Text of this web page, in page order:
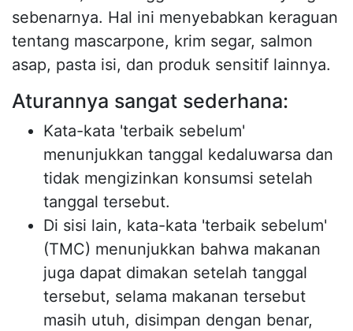
sebenarnya. Hal ini menyebabkan keraguan
tentang mascarpone, krim segar, salmon
asap, pasta isi, dan produk sensitif lainnya.
Aturannya sangat sederhana:
Kata-kata 'terbaik sebelum'
menunjukkan tanggal kedaluwarsa dan
tidak mengizinkan konsumsi setelah
tanggal tersebut.
Di sisi lain, kata-kata 'terbaik sebelum'
(TMC) menunjukkan bahwa makanan
juga dapat dimakan setelah tanggal
tersebut, selama makanan tersebut
masih utuh, disimpan dengan benar,